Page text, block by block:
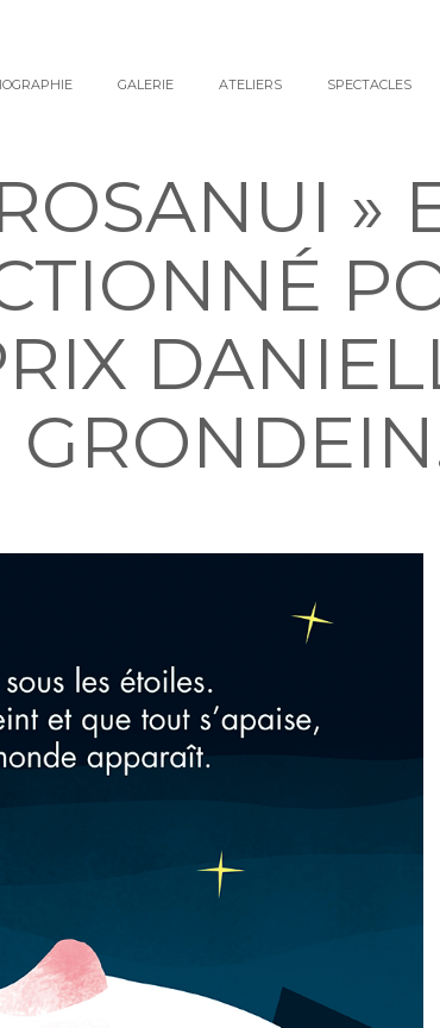
GALERIE ATELIERS SPECTACLES
»